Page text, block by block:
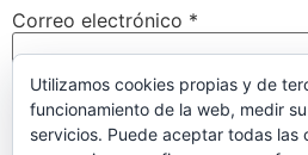
Correo electrónico *
Web
Utilizamos cookies propias y de
funcionamiento de la web, medir
servicios. Puede aceptar todas las